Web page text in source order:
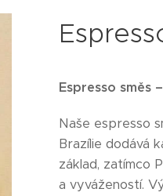
Espresso směs
Naše espresso
Brazílie dodává
základ, zatímco
a vyvážeností.